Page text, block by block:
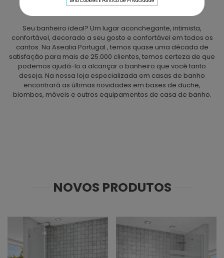
Seu banheiro ideal? Um lugar aconchegante, intimista,
confortável, decorado a seu gosto e confortável em todos os
cantos. Na Asealia Portugal , temos quase uma década de
satisfação para mais de 25.000 clientes, temos certeza de que
podemos ajudá-lo a alcançar o banheiro que você tanto
deseja. Na nossa loja especializada em casas de banho
encontrará as últimas novidades em bases de duche,
biombos, móveis e outros equipamentos de casa de banho.
NOVOS PRODUTOS